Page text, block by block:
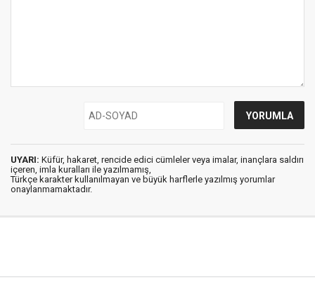
UYARI: Küfür, hakaret, rencide edici cümleler veya imalar, inançlara saldırı
içeren, imla kuralları ile yazılmamış,
Türkçe karakter kullanılmayan ve büyük harflerle yazılmış yorumlar
onaylanmamaktadır.